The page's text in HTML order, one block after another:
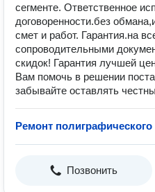
сегменте. Ответственное
договоренности.без
смет и работ. Гарантия.на
сопроводительными
скидок! Гарантия лучшей
Вам помочь в решении
забывайте оставлять
Ремонт
Позвонить